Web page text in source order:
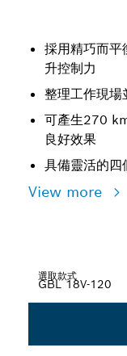
採用精巧而平
升控制力
整理工作現場
可產生270
良好效果
具備靈活的四
View more
選取款式